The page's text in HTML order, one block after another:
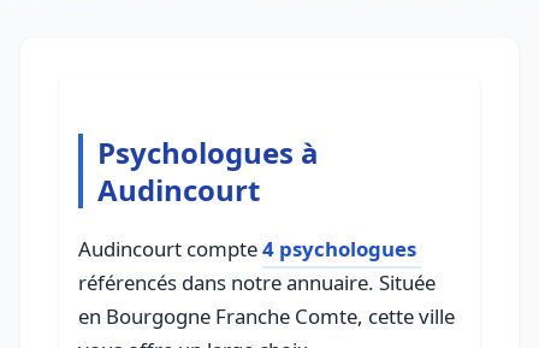
Psychologues à
Audincourt
Audincourt compte4 psychologues
référencés dans notre annuaire. Située
en Bourgogne Franche Comte, cette ville